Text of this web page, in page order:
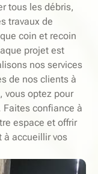
tous les débris,
travaux de
coin et recoin
projet est
nos services
de nos clients à
vous optez pour
confiance à
espace et offrir
à accueillir vos